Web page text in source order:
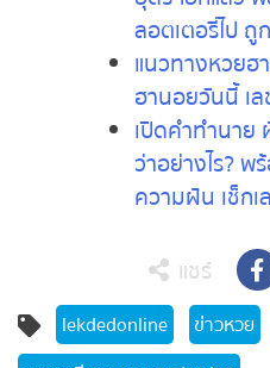
ฉะเชิงเทรา 1/
อุดรฯอีกแล้ว
ลอตเตอรี่ไป
ล้าน
แนวทางหวย
ฮานอยวันนี้ เ
เปิดคำทำนาย
ทำนายว่าอย่า
ที่เกี่ยวกับคว
แชร์